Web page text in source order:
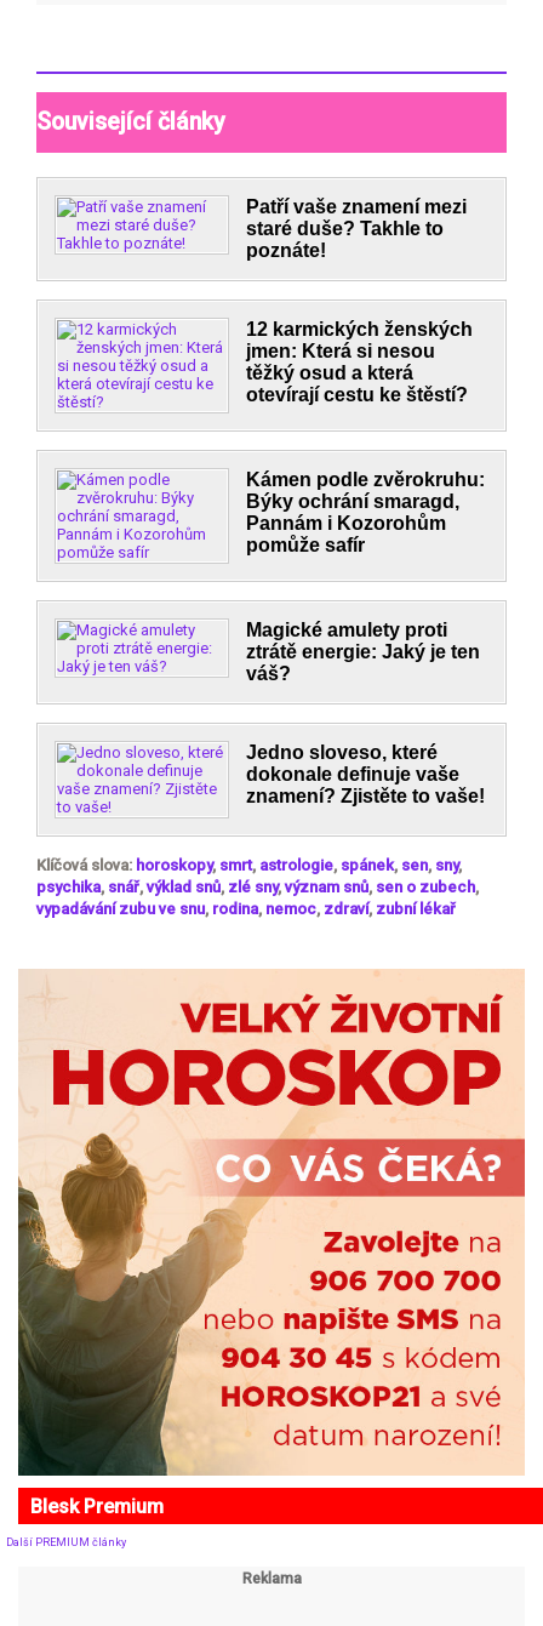
Související články
Patří vaše znamení mezi
staré duše? Takhle to
poznáte!
12 karmických ženských
jmen: Která si nesou
těžký osud a která
otevírají cestu ke štěstí?
Kámen podle zvěrokruhu:
Býky ochrání smaragd,
Pannám i Kozorohům
pomůže safír
Magické amulety proti
ztrátě energie: Jaký je ten
váš?
Jedno sloveso, které
dokonale definuje vaše
znamení? Zjistěte to vaše!
Klíčová slova: horoskopy, smrt, astrologie, spánek, sen, sny,
psychika, snář,výklad snů, zlé sny,význam snů, sen o zubech,
vypadávání zubu ve snu, rodina, nemoc, zdraví, zubní lékař
Blesk Premium
Další PREMIUM články